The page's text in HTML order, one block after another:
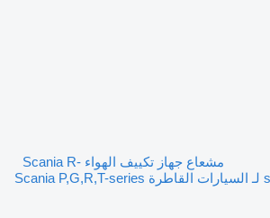
مشعاع جهاز تكييف الهواء Scania R-
series (01.04-) 1726277 لـ السيارات القاطرة Scania P,G,R,T-series